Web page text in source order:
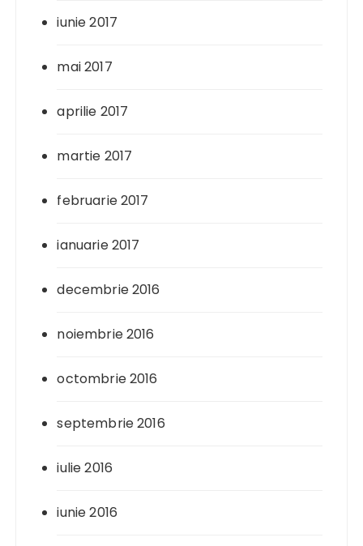
iunie 2017
mai 2017
aprilie 2017
martie 2017
februarie 2017
ianuarie 2017
decembrie 2016
noiembrie 2016
octombrie 2016
septembrie 2016
iulie 2016
iunie 2016